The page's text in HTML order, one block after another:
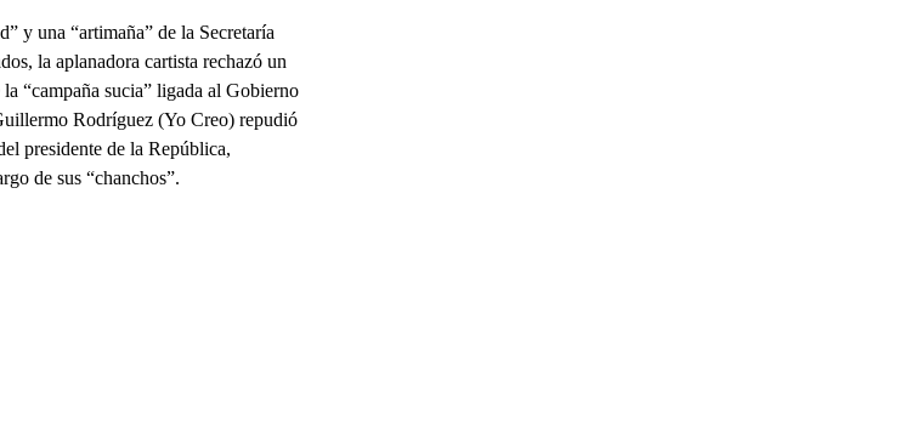
y una “artimaña” de la Secretaría
la aplanadora cartista rechazó un
“campaña sucia” ligada al Gobierno
Rodríguez (Yo Creo) repudió
presidente de la República,
de sus “chanchos”.